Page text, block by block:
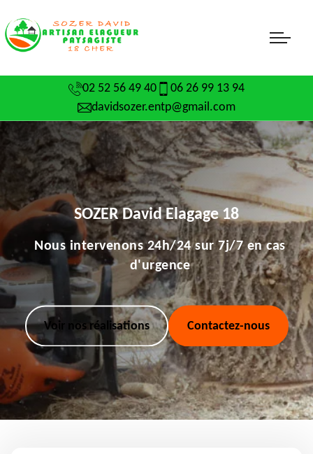
02 52 56 49 40
06 26 99 13 94
davidsozer.entp@gmail.com
SOZER David Elagage 18
Nous intervenons 24h/24 sur 7j/7 en cas
d'urgence
Voir nos réalisations Contactez-nous